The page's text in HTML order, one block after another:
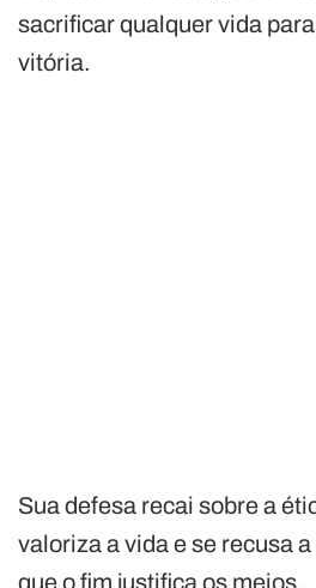
sacrificar qualquer vida
vitória.
Sua defesa recai sobre a
valoriza a vida e se recusa
que o fim justifica os meios.